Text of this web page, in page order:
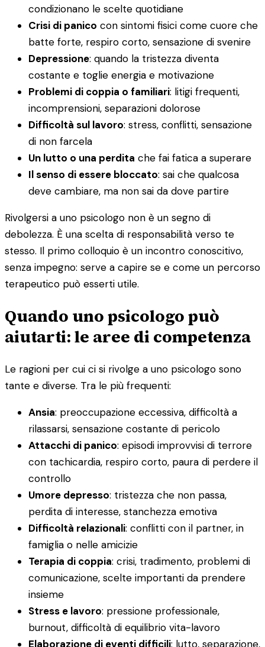
condizionano le scelte quotidiane
Crisi di panico con sintomi fisici come cuore che
batte forte, respiro corto, sensazione di svenire
Depressione: quando la tristezza diventa
costante e toglie energia e motivazione
Problemi di coppia o familiari: litigi frequenti,
incomprensioni, separazioni dolorose
Difficoltà sul lavoro: stress, conflitti, sensazione
di non farcela
Un lutto o una perdita che fai fatica a superare
Il senso di essere bloccato: sai che qualcosa
deve cambiare, ma non sai da dove partire
Rivolgersi a uno psicologo non è un segno di
debolezza. È una scelta di responsabilità verso te
stesso. Il primo colloquio è un incontro conoscitivo,
senza impegno: serve a capire se e come un percorso
terapeutico può esserti utile.
Quando uno psicologo può
aiutarti: le aree di competenza
Le ragioni per cui ci si rivolge a uno psicologo sono
tante e diverse. Tra le più frequenti:
Ansia: preoccupazione eccessiva, difficoltà a
rilassarsi, sensazione costante di pericolo
Attacchi di panico: episodi improvvisi di terrore
con tachicardia, respiro corto, paura di perdere il
controllo
Umore depresso: tristezza che non passa,
perdita di interesse, stanchezza emotiva
Difficoltà relazionali: conflitti con il partner, in
famiglia o nelle amicizie
Terapia di coppia: crisi, tradimento, problemi di
comunicazione, scelte importanti da prendere
insieme
Stress e lavoro: pressione professionale,
burnout, difficoltà di equilibrio vita-lavoro
Elaborazione di eventi difficili: lutto, separazione,